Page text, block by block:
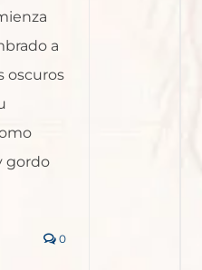
a
oscuros
gordo
0